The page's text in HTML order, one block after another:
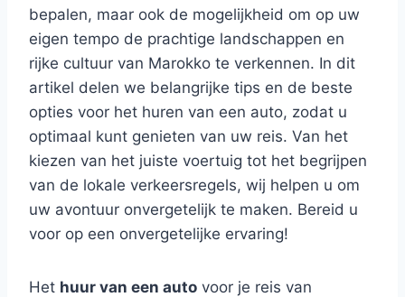
bepalen, maar ook de mogelijkheid om op uw
eigen tempo de prachtige landschappen en
rijke cultuur van Marokko te verkennen. In dit
artikel delen we belangrijke tips en de beste
opties voor het huren van een auto, zodat u
optimaal kunt genieten van uw reis. Van het
kiezen van het juiste voertuig tot het begrijpen
van de lokale verkeersregels, wij helpen u om
uw avontuur onvergetelijk te maken. Bereid u
voor op een onvergetelijke ervaring!
Het huur van een auto voor je reis van